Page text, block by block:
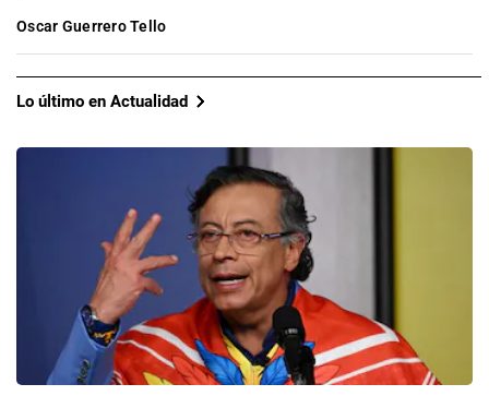
Oscar Guerrero Tello
Lo último en Actualidad